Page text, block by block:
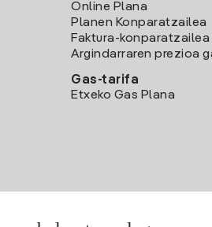
Online Plana
Planen Konparatzailea
Faktura-konparatzailea
Argindarraren prezioa
Gas-tarifa
Etxeko Gas Plana